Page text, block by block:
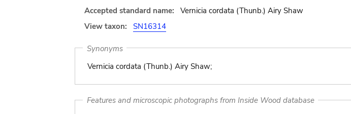
Accepted standard name:
Vernicia cordata (Thunb.) Airy Shaw
View taxon:
SN16314
Synonyms
Vernicia cordata (Thunb.) Airy Shaw;
Features and microscopic photographs from Inside Wood database